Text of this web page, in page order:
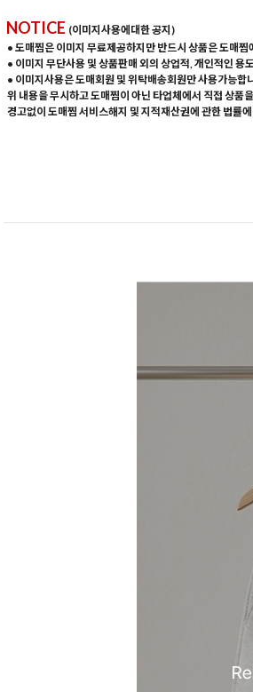
NOTICE (이미지사용에대한 공지)
• 도매찜은 이미지 무료제공하지만 반드시 상품은 도매
• 이미지 무단사용 및 상품판매 외의 상업적, 개인적인 용
• 이미지사용은 도매회원 및 위탁배송회원만 사용가능합
위 내용을 무시하고 도매찜이 아닌 타업체에서 직접 상품
경고없이 도매찜 서비스해지 및 지적재산권에 관한 법률